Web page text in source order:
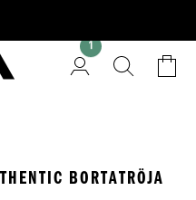
1
BORTATRÖJA